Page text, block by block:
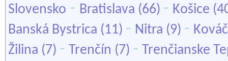
Slovensko - Bratislava (66) - Košice
Banská Bystrica (11) - Nitra (9) -
Žilina (7) - Trenčín (7) - Trenčianske